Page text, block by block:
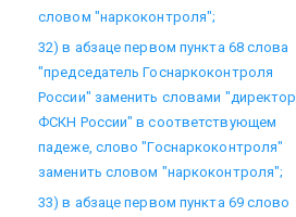
словом "наркоконтроля";
32) в абзаце первом пункта 68 слова
"председатель Госнаркоконтроля
России" заменить словами "директор
ФСКН России" в соответствующем
падеже, слово "Госнаркоконтроля"
заменить словом "наркоконтроля";
33) в абзаце первом пункта 69 слово